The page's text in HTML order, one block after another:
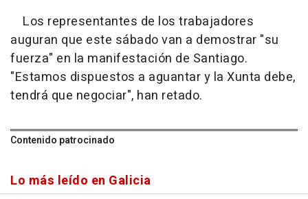
Los representantes de los trabajadores
auguran que este sábado van a demostrar "su
fuerza" en la manifestación de Santiago.
"Estamos dispuestos a aguantar y la Xunta debe,
tendrá que negociar", han retado.
Contenido patrocinado
Lo más leído en Galicia